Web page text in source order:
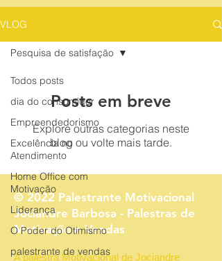
VLOG
Todos posts
dia do consumidor
Empreendedorismo
Excelência no
Atendimento
Home Office com
Motivação
Liderança
O Poder do Otimismo
palestrante de vendas
Pesquisa de satisfação
Posts em breve
Explore outras categorias neste
blog ou volte mais tarde.
© 2022 Palestrante Motivacional
Jociandre Barbosa - Palestras de
Motivação e Vendas
A palestra Motivacional de Jociandre